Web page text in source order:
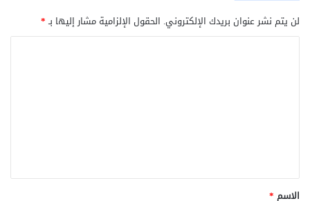
لن يتم نشر عنوان بريدك الإلكتروني. الحقول الإلزامية مشار إليها بـ*
*
الاسم *